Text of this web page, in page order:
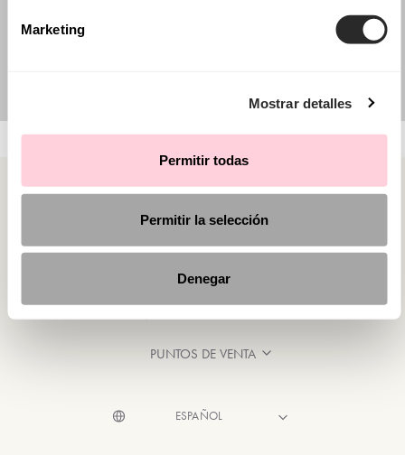
Marketing
Mostrar detalles
Permitir todas
Permitir la selección
Denegar
CATEGORÍAS
PUNTOS DE VENTA